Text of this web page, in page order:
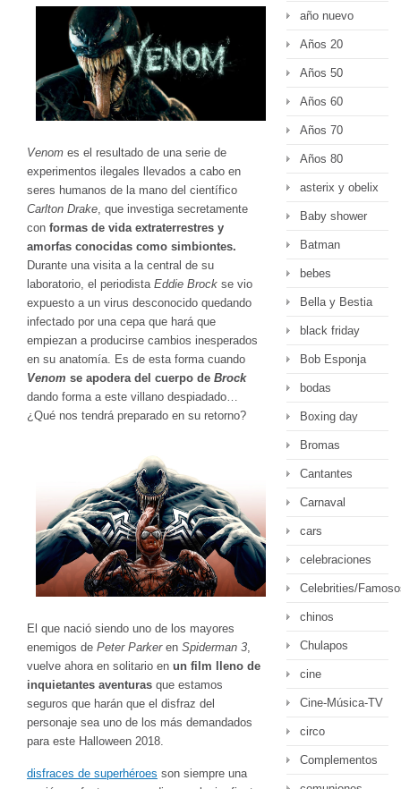
Venom es el resultado de una serie de
experimentos ilegales llevados a cabo en
seres humanos de la mano del científico
Carlton Drake, que investiga secretamente
con formas de vida extraterrestres y
amorfas conocidas como simbiontes.
Durante una visita a la central de su
laboratorio, el periodista Eddie Brock se vio
expuesto a un virus desconocido quedando
infectado por una cepa que hará que
empiezan a producirse cambios inesperados
en su anatomía. Es de esta forma cuando
Venom se apodera del cuerpo de Brock
dando forma a este villano despiadado…
¿Qué nos tendrá preparado en su retorno?
El que nació siendo uno de los mayores
enemigos de Peter Parkeren Spiderman 3
vuelve ahora en solitario en un film lleno de
inquietantes aventuras que estamos
seguros que harán que el disfraz del
personaje sea uno de los más demandados
para este Halloween 2018.
disfraces de superhéroes son siempre una
año nuevo
Años 20
Años 50
Años 60
Años 70
Años 80
asterix y obelix
Baby shower
Batman
bebes
Bella y Bestia
black friday
Bob Esponja
bodas
Boxing day
Bromas
Cantantes
Carnaval
cars
celebraciones
Celebrities/
chinos
Chulapos
cine
Cine-Música-TV
circo
Complementos